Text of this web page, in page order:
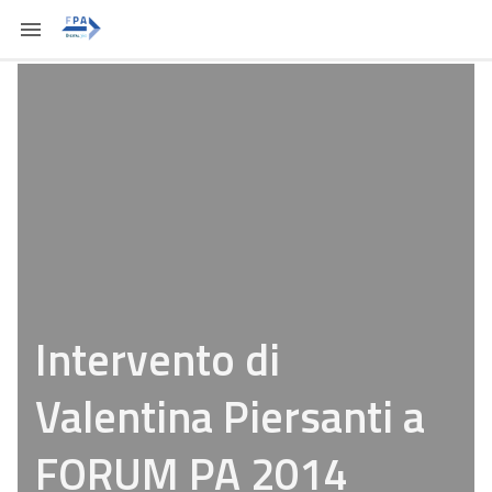
Intervento di
Valentina Piersanti a
FORUM PA 2014